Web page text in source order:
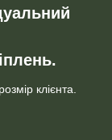
клієнта.